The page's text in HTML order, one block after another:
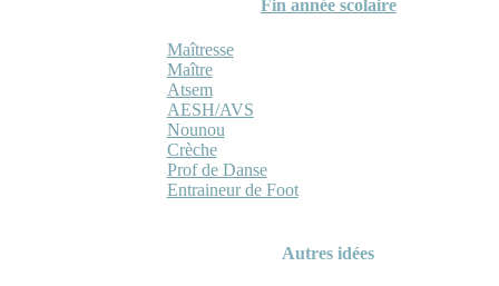
Fin année scolaire
Maîtresse
Maître
Atsem
AESH/AVS
Nounou
Crèche
Prof de Danse
Entraineur de Foot
Autres idées